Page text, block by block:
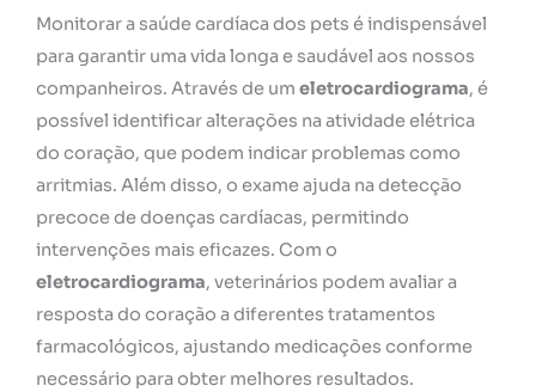
Monitorar a saúde cardíaca dos pets é indispensável
para garantir uma vida longa e saudável aos nossos
companheiros. Através de um eletrocardiograma, é
possível identificar alterações na atividade elétrica
do coração, que podem indicar problemas como
arritmias. Além disso, o exame ajuda na detecção
precoce de doenças cardíacas, permitindo
intervenções mais eficazes. Com o
eletrocardiograma, veterinários podem avaliar a
resposta do coração a diferentes tratamentos
farmacológicos, ajustando medicações conforme
necessário para obter melhores resultados.